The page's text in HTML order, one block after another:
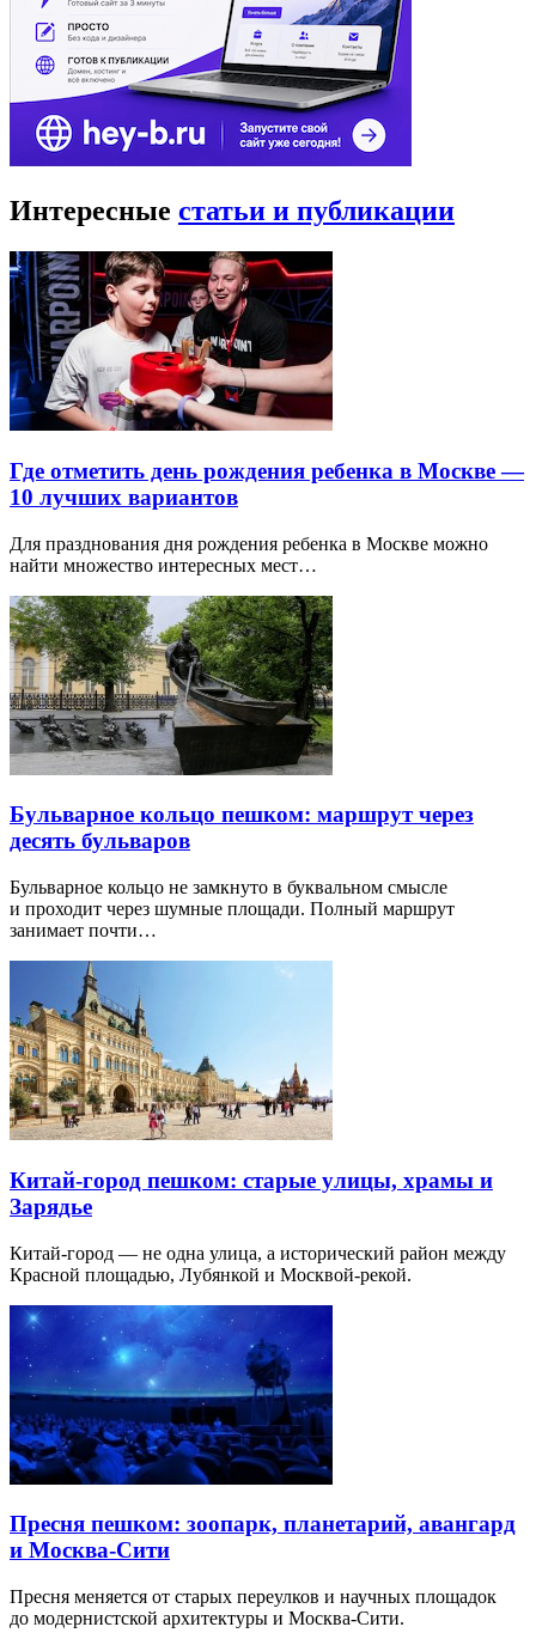
Интересные статьи и публикации
Где отметить день рождения ребенка в Москве —
10 лучших вариантов
Для празднования дня рождения ребенка в Москве можно
найти множество интересных мест…
Бульварное кольцо пешком: маршрут через
десять бульваров
Бульварное кольцо не замкнуто в буквальном смысле
и проходит через шумные площади. Полный маршрут
занимает почти…
Китай-город пешком: старые улицы, храмы и
Зарядье
Китай-город — не одна улица, а исторический район между
Красной площадью, Лубянкой и Москвой-рекой.
Пресня пешком: зоопарк, планетарий, авангард
и Москва-Сити
Пресня меняется от старых переулков и научных площадок
до модернистской архитектуры и Москва-Сити.